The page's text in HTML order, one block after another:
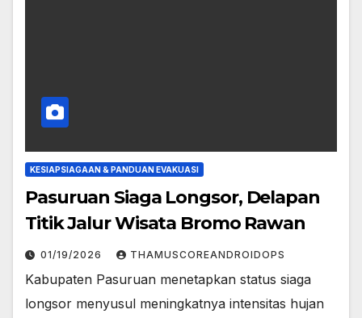
KESIAPSIAGAAN & PANDUAN EVAKUASI
Pasuruan Siaga Longsor, Delapan
Titik Jalur Wisata Bromo Rawan
01/19/2026 THAMUSCOREANDROIDOPS
Kabupaten Pasuruan menetapkan status siaga
longsor menyusul meningkatnya intensitas hujan